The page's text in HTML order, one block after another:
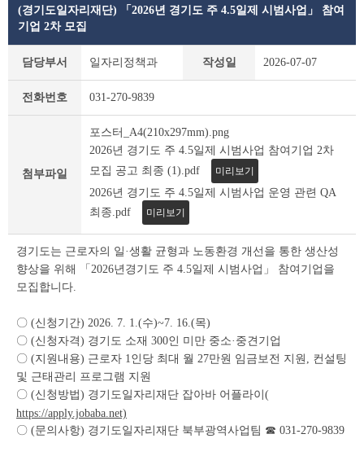
세
(경기도일자리재단) 「2026년 경기도 주 4.5일제 시범사업」 참여
기업 2차 모집
담당부서 일자리정책과 작성일 2026-07-07
전화번호 031-270-9839
첨부파일
포스터_A4(210x297mm).png
2026년 경기도 주 4.5일제 시범사업 참여기업 2차
모집 공고 최종 (1).pdf
미리보기
2026년 경기도 주 4.5일제 시범사업 운영 관련 QA
최종.pdf
미리보기
경기도는 근로자의 일·생활 균형과 노동환경 개선을 통한 생산성
향상을 위해 「2026년경기도 주 4.5일제 시범사업」 참여기업을
모집합니다.
〇 (신청기간) 2026. 7. 1.(수)~7. 16.(목)
〇 (신청자격) 경기도 소재 300인 미만 중소·중견기업
〇 (지원내용) 근로자 1인당 최대 월 27만원 임금보전 지원, 컨설팅
및 근태관리 프로그램 지원
〇 (신청방법) 경기도일자리재단 잡아바 어플라이(
https://apply.jobaba.net)
〇 (문의사항) 경기도일자리재단 북부광역사업팀 ☎ 031-270-9839